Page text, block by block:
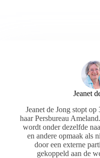
Jeanet
Jeanet de Jong stopt
haar Persbureau
wordt onder dezelfde
en andere opmaak als
door een externe
gekoppeld aan de